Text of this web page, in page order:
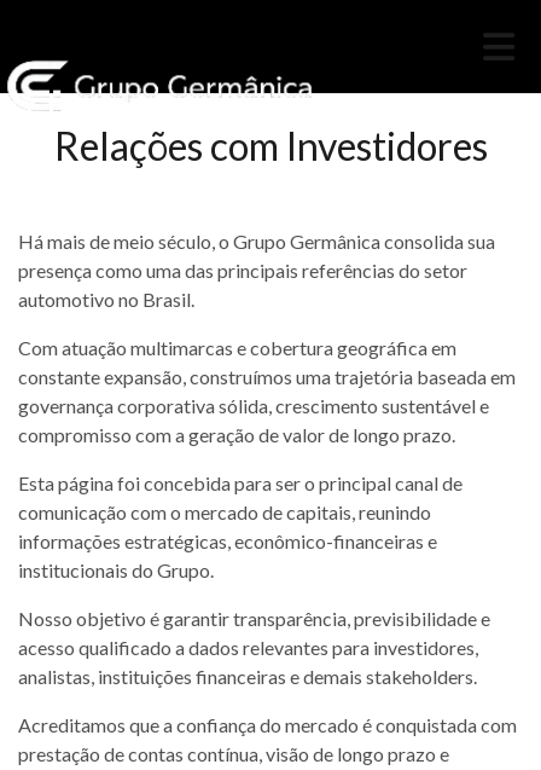
Relações com Investidores
Há mais de meio século, o Grupo Germânica consolida sua
presença como uma das principais referências do setor
automotivo no Brasil.
Com atuação multimarcas e cobertura geográfica em
constante expansão, construímos uma trajetória baseada em
governança corporativa sólida, crescimento sustentável e
compromisso com a geração de valor de longo prazo.
Esta página foi concebida para ser o principal canal de
comunicação com o mercado de capitais, reunindo
informações estratégicas, econômico-financeiras e
institucionais do Grupo.
Nosso objetivo é garantir transparência, previsibilidade e
acesso qualificado a dados relevantes para investidores,
analistas, instituições financeiras e demais stakeholders.
Acreditamos que a confiança do mercado é conquistada com
prestação de contas contínua, visão de longo prazo e